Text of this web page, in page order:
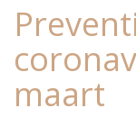
maart